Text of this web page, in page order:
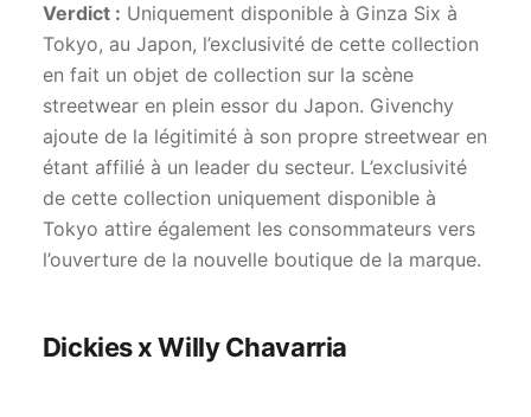
Verdict : Uniquement disponible à Ginza Six à
Tokyo, au Japon, l’exclusivité de cette collection
en fait un objet de collection sur la scène
streetwear en plein essor du Japon. Givenchy
ajoute de la légitimité à son propre streetwear en
étant affilié à un leader du secteur. L’exclusivité
de cette collection uniquement disponible à
Tokyo attire également les consommateurs vers
l’ouverture de la nouvelle boutique de la marque.
Dickies x Willy Chavarria